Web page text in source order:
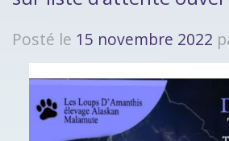
Posté le 15 novembre 2022